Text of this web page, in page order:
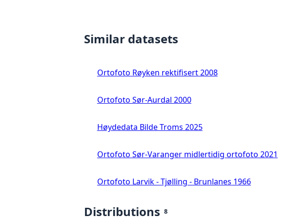
Similar datasets
Ortofoto Røyken rektifisert 2008
Ortofoto Sør-Aurdal 2000
Høydedata Bilde Troms 2025
Ortofoto Sør-Varanger midlertidig ortofoto 2021
Ortofoto Larvik - Tjølling - Brunlanes 1966
Distributions 8